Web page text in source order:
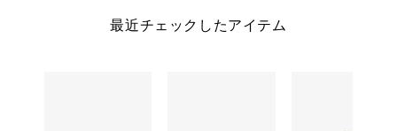
最近チェックしたアイテム